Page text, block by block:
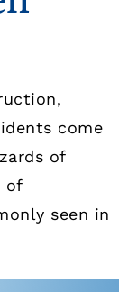
come
of
of
seen in